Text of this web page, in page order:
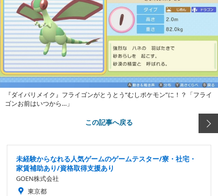
『ダイパリメイク』フライゴンがとうとう“むしポケモン”に！？「フライ
ゴンお前はいつから…」
この記事へ戻る
未経験からなれる人気ゲームのゲームテスター/寮・社宅・
家賃補助あり/資格取得支援あり
GOEN株式会社
東京都